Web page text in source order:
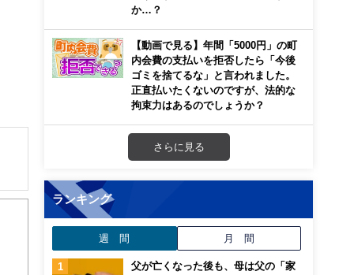
き
か…？
【動画で見る】年間「5000円」の町
内会費の支払いを拒否したら「今後
ゴミを捨てるな」と言われました。
正直払いたくないのですが、法的な
拘束力はあるのでしょうか？
さらに見る
ランキング
週 間 月 間
父が亡くなった後も、母は父の「家